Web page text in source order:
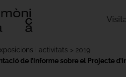
i activitats
2019
de l’informe sobre el Projecte